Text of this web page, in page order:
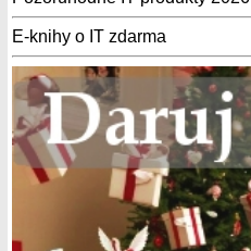
E-knihy o IT zdarma